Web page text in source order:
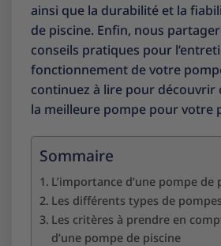
ainsi que la durabilité et la
de piscine. Enfin, nous
conseils pratiques pour
fonctionnement de votre
continuez à lire pour
la meilleure pompe pour votre
Sommaire
L’importance d’une pompe de
Les différents types de
Les critères à prendre en
d’une pompe de piscine